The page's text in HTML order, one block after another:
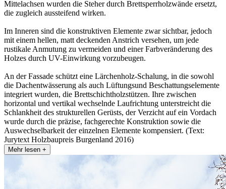
Mittelachsen wurden die Steher durch Brettsperrholzwände ersetzt,
die zugleich aussteifend wirken.
Im Inneren sind die konstruktiven Elemente zwar sichtbar, jedoch
mit einem hellen, matt deckenden Anstrich versehen, um jede
rustikale Anmutung zu vermeiden und einer Farbveränderung des
Holzes durch UV-Einwirkung vorzubeugen.
An der Fassade schützt eine Lärchenholz-Schalung, in die sowohl
die Dachentwässerung als auch Lüftungsund Beschattungselemente
integriert wurden, die Brettschichtholzstützen. Ihre zwischen
horizontal und vertikal wechselnde Laufrichtung unterstreicht die
Schlankheit des strukturellen Gerüsts, der Verzicht auf ein Vordach
wurde durch die präzise, fachgerechte Konstruktion sowie die
Auswechselbarkeit der einzelnen Elemente kompensiert. (Text:
Jurytext Holzbaupreis Burgenland 2016)
Mehr lesen +